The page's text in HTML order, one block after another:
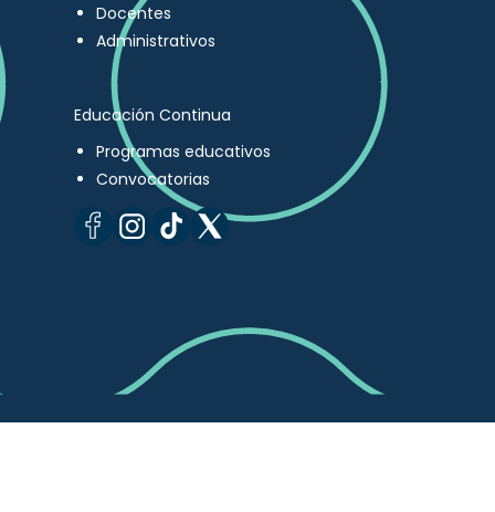
Docentes
Administrativos
Educación Continua
Programas educativos
Convocatorias